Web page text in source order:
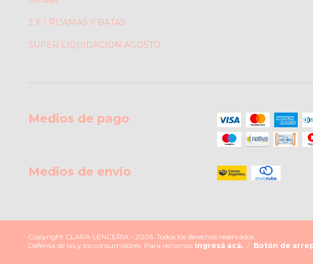
2 X 1 PIJAMAS Y BATAS
SUPER LIQUIDACION AGOSTO
Medios de pago
Medios de envío
Copyright CLARA LENCERIA - 2026. Todos los derechos reservados.
Defensa de las y los consumidores. Para reclamos ingresá acá. / Botón de